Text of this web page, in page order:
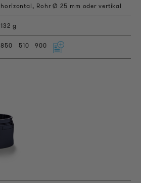
horizontal, Rohr Ø 25 mm oder vertikal
132 g
850 510 900